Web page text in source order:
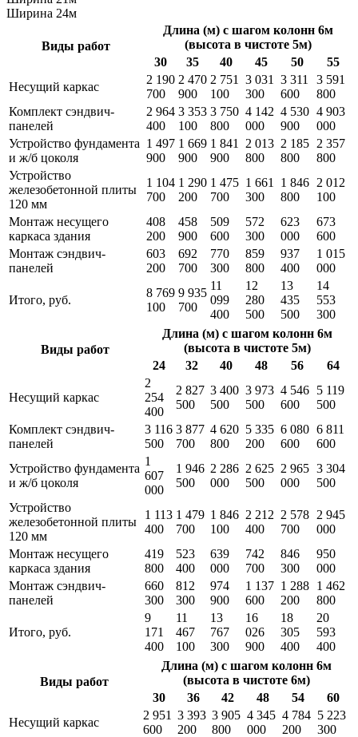
Ширина 24м
Виды работ
Длина (м) с шагом колонн 6м
(высота в чистоте 5м)
30
35 40 45 50
55
Несущий каркас
2 190
700
2 470
900
2 751
100
3 031
300
3 311
600
3 591
800
Комплект сэндвич-
панелей
2 964
400
3 353
100
3 750
800
4 142
000
4 530
900
4 903
000
Устройство фундамента
и ж/б цоколя
1 497
900
1 669
900
1 841
900
2 013
800
2 185
800
2 357
800
Устройство
железобетонной плиты
120 мм
1 104
700
1 290
200
1 475
700
1 661
300
1 846
800
2 012
100
Монтаж несущего
каркаса здания
408
200
458
900
509
600
572
300
623
000
673
600
Монтаж сэндвич-
панелей
603
200
692
700
770
300
859
800
937
400
1 015
000
Итого, руб.
8 769
100
9 935
700
11
099
400
12
280
500
13
435
500
14
553
300
Виды работ
Длина (м) с шагом колонн 6м
(высота в чистоте 5м)
24
32 40 48 56 64
Несущий каркас
2
254
400
2 827
500
3 400
500
3 973
500
4 546
600
5 119
500
Комплект сэндвич-
панелей
3 116
500
3 877
700
4 620
800
5 335
200
6 080
600
6 811
600
Устройство фундамента
и ж/б цоколя
1
607
000
1 946
500
2 286
000
2 625
500
2 965
000
3 304
500
Устройство
железобетонной плиты
120 мм
1 113
400
1 479
700
1 846
100
2 212
400
2 578
700
2 945
000
Монтаж несущего
каркаса здания
419
800
523
400
639
000
742
700
846
300
950
000
Монтаж сэндвич-
панелей
660
300
812
300
974
900
1 137
600
1 288
200
1 462
800
Итого, руб.
9
171
400
11
467
100
13
767
300
16
026
900
18
305
400
20
593
400
Виды работ
Длина (м) с шагом колонн 6м
(высота в чистоте 6м)
30
36 42 48 54
60
Несущий каркас
2 951
600
3 393
200
3 905
800
4 345
000
4 784
200
5 223
300